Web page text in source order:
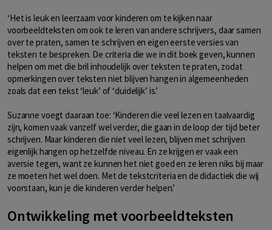
‘Het is leuk en leerzaam voor kinderen om te kijken naar
voorbeeldteksten om ook te leren van andere schrijvers, daar samen
over te praten, samen te schrijven en eigen eerste versies van
teksten te bespreken. De criteria die we in dit boek geven, kunnen
helpen om met die bril inhoudelijk over teksten te praten, zodat
opmerkingen over teksten niet blijven hangen in algemeenheden
zoals dat een tekst ‘leuk’ of ‘duidelijk’ is.’
Suzanne voegt daaraan toe: ‘Kinderen die veel lezen en taalvaardig
zijn, komen vaak vanzelf wel verder, die gaan in de loop der tijd beter
schrijven. Maar kinderen die niet veel lezen, blijven met schrijven
eigenlijk hangen op hetzelfde niveau. En ze krijgen er vaak een
aversie tegen, want ze kunnen het niet goed en ze leren niks bij maar
ze moeten het wel doen. Met de tekstcriteria en de didactiek die wij
voorstaan, kun je die kinderen verder helpen.’
Ontwikkeling met voorbeeldteksten